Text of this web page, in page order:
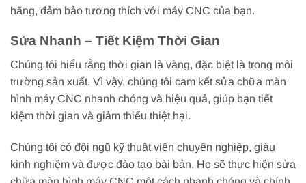
hãng, đảm bảo tương thích với máy CNC của bạn.
Sửa Nhanh – Tiết Kiệm Thời Gian
Chúng tôi hiểu rằng thời gian là vàng, đặc biệt là trong môi
trường sản xuất. Vì vậy, chúng tôi cam kết sửa chữa màn
hình máy CNC nhanh chóng và hiệu quả, giúp bạn tiết
kiệm thời gian và giảm thiểu thiệt hại.
Chúng tôi có đội ngũ kỹ thuật viên chuyên nghiệp, giàu
kinh nghiệm và được đào tạo bài bản. Họ sẽ thực hiện sửa